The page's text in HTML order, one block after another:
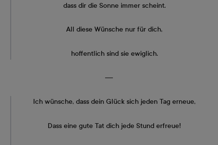
dass dir die Sonne immer scheint.
All diese Wünsche nur für dich,
hoffentlich sind sie ewiglich.
―
Ich wünsche, dass dein Glück sich jeden Tag erneue,
Dass eine gute Tat dich jede Stund erfreue!